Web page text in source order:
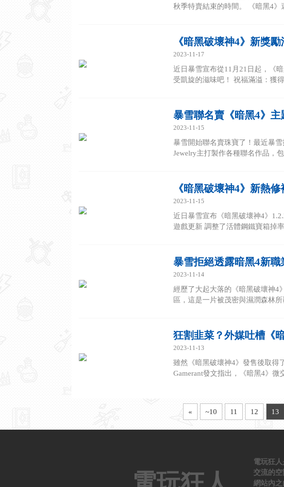
秋季特賣結束的時間。 《暗黑4》
《暗黑破壞神4》新獎
2023-11-17
近日暴雪宣布從11月21日起，《
受凱旋的滋味吧！ 祝福滿溢：獲
暴雪聯名賣《暗黑4》
2023-11-15
暴雪開始聯名賣珠寶了！最近暴
Jewelry主打製作各種聯名作品，
《暗黑破壞神4》新熱
2023-11-15
近日暴雪宣布《暗黑破壞神4》
遊戲更新 調整了活體鋼鐵寶箱掉
暴雪拒絕透露暗黑4新
2023-11-14
經歷了大起大落的《暗黑破壞神4
區，這是一片被茂密與濕潤森林
狂割韭菜？外媒吐槽《
2023-11-13
雖然《暗黑破壞神4》發售後取得
Gamerant發文指出，《暗黑4》
« ~10 11 12 13
電玩狂
交流的空
網站內